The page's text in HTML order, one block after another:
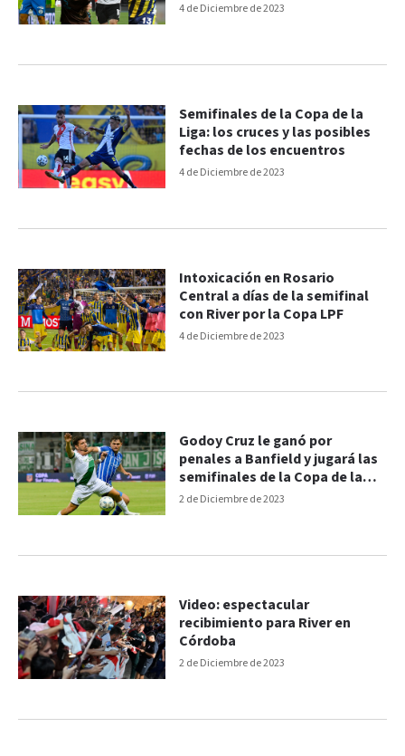
4 de Diciembre de 2023
4 de Diciembre de 2023
Semifinales de la Copa de la
Liga: los cruces y las posibles
fechas de los encuentros
4 de Diciembre de 2023
Intoxicación en Rosario
Central a días de la semifinal
con River por la Copa LPF
2 de Diciembre de 2023
Godoy Cruz le ganó por
penales a Banfield y jugará las
semifinales de la Copa de la
Liga
2 de Diciembre de 2023
Video: espectacular
recibimiento para River en
Córdoba